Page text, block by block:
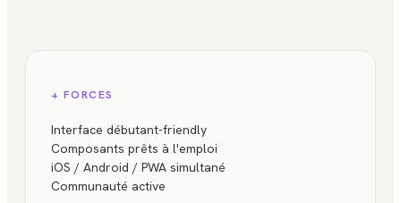
+ FORCES
Interface débutant-friendly
Composants prêts à l'emploi
iOS / Android / PWA simultané
Communauté active